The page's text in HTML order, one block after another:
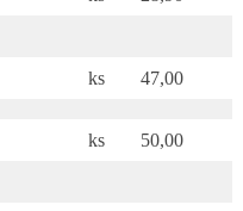
ks 47,00
ks 50,00